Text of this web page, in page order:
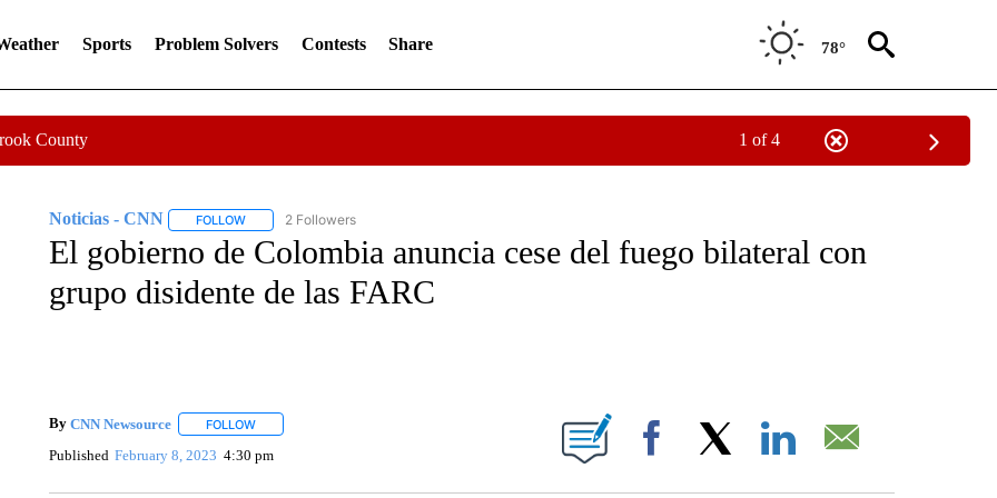
Sports Problem Solvers Contests Share 78°
County 1 of 4
Noticias - CNN FOLLOWFOLLOW "NOTICIAS - CNN" TO RECEIVE NOTIFICATIONS ABOUT NEW PAGES ON "NOTICIAS - CNN".
2 Followers
El gobierno de Colombia anuncia cese del fuego bilateral con
grupo disidente de las FARC
By CNN Newsource FOLLOWFOLLOW "" TO RECEIVE NOTIFICATIONS ABOUT NEW PAGES ON "".
Published February 8, 2023 4:30 pm Facebook